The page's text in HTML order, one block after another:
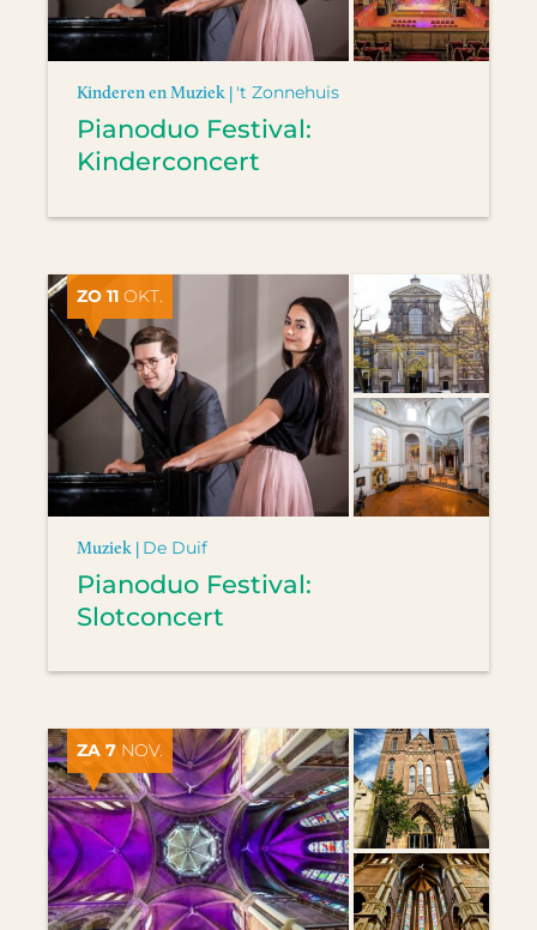
Kinderen en Muziek | 't Zonnehuis
Pianoduo Festival:
Kinderconcert
ZO 11 OKT.
Muziek | De Duif
Pianoduo Festival:
Slotconcert
ZA 7 NOV.